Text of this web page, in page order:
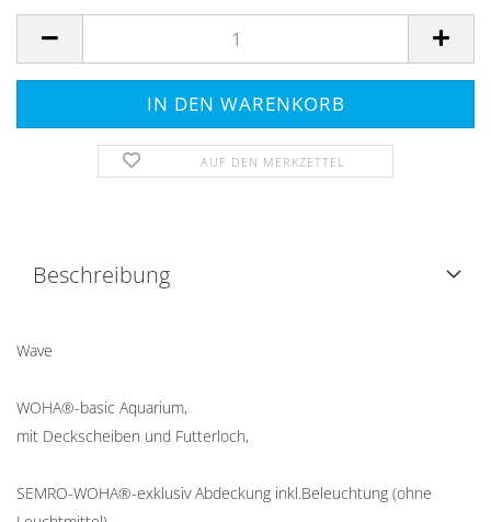
AUF DEN MERKZETTEL
Beschreibung
Wave
WOHA®-basic Aquarium,
mit Deckscheiben und Futterloch,
SEMRO-WOHA®-exklusiv Abdeckung inkl.Beleuchtung (ohne